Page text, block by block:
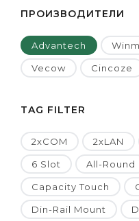
ПРОИЗВОДИТЕЛИ
Advantech
Vecow Cincoze
TAG FILTER
2xCOM 2xLAN
6 Slot All-Round
Capacity Touch
Din-Rail Mount